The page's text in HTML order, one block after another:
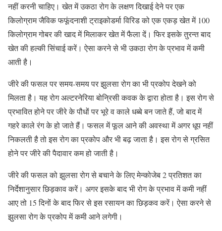
नहीं करनी चाहिए। खेत में उकठा रोग के लक्षण दिखाई देने पर एक
किलोग्राम जैविक फफूंदनाशी ट्राइकोडर्मा विरिड को एक एकड़ खेत में 100
किलोग्राम गोबर की खाद में मिलाकर खेत में फैला दें। फिर इसके तुरन्त बाद
खेत की हल्की सिंचाई करें। ऐसा करने से भी उकठा रोग के प्रभाव में कमी
आती है।
जीरे की फसल पर समय-समय पर झुलसा रोग का भी प्रकोप देखने को
मिलता है। यह रोग अल्टरनेरिया बोन्रिसी कवक के द्वारा होता है। इस रोग से
प्रभावित होने पर जीरे के पौधों पर भूरे व काले धब्बे बन जाते हैं, जो बाद में
गहरे काले रंग के हो जाते हैं। फसल में फूल आने की अवस्था में अगर धूप नहीं
निकलती है तो इस रोग का प्रकोप और भी बढ़ जाता है। इस रोग से ग्रसित
होने पर जीरे की पैदावार कम हो जाती है।
जीरे की फसल को झुलसा रोग से बचाने के लिए मेन्कोजेब 2 प्रतिशत का
निर्देशानुसार छिड़काव करें। अगर इसके बाद भी रोग के प्रभाव में कमी नहीं
आए तो 15 दिनों के बाद फिर से इस रसायन का छिड़कव करें। ऐसा करने से
झुलसा रोग के प्रकोप में कमी आने लगेगी।